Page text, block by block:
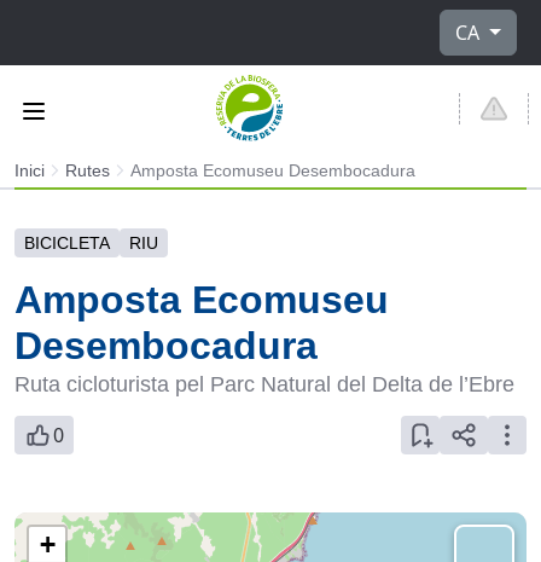
Seleccioni
CA
Inici Rutes Amposta Ecomuseu Desembocadura
BICICLETA RIU
Amposta Ecomuseu
Desembocadura
Ruta cicloturista pel Parc Natural del Delta de l’Ebre
0
+